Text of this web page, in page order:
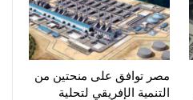
مصر توافق على منحتين من
التنمية الإفريقي لتحلية